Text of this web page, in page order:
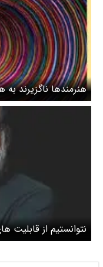
هنرمندها ناگزیرند به هنر خیانت
نتوانستیم از قابلیت